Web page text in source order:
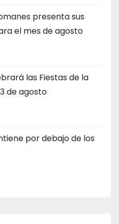
presenta sus
el mes de agosto
las Fiestas de la
de agosto
por debajo de los